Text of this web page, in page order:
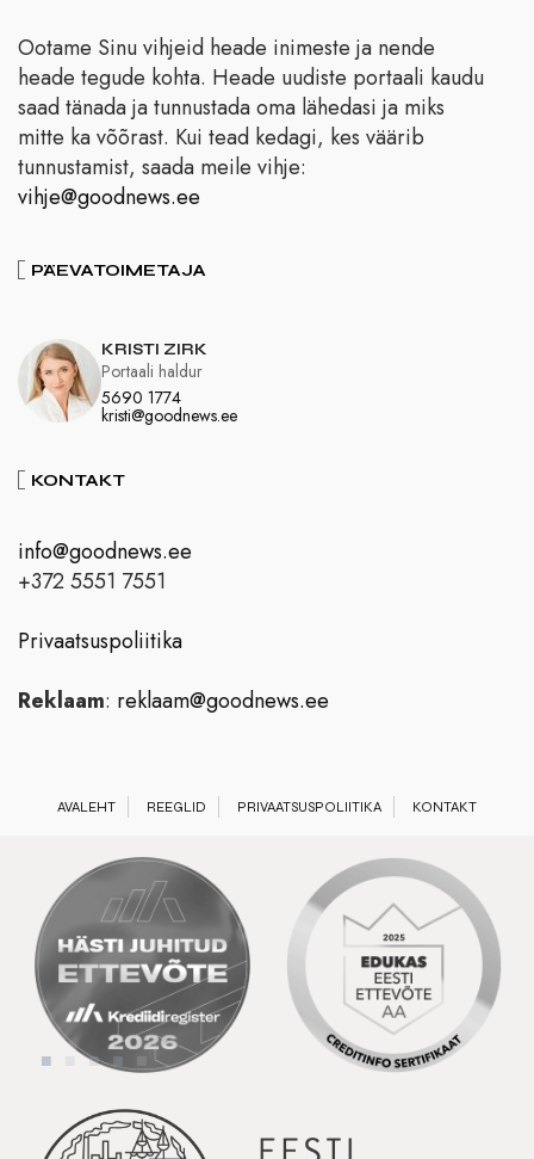
Ootame Sinu vihjeid heade inimeste ja nende
heade tegude kohta. Heade uudiste portaali kaudu
saad tänada ja tunnustada oma lähedasi ja miks
mitte ka võõrast. Kui tead kedagi, kes väärib
tunnustamist, saada meile vihje:
vihje@goodnews.ee
PÄEVATOIMETAJA
KRISTI ZIRK
5690 1774
kristi@goodnews.ee
Portaali haldur
KONTAKT
info@goodnews.ee
+372 5551 7551
Privaatsuspoliitika
Reklaam: reklaam@goodnews.ee
AVALEHT REEGLID PRIVAATSUSPOLIITIKA KONTAKT